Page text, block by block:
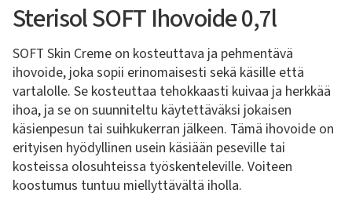
Sterisol SOFT Ihovoide 0,7l
SOFT Skin Creme on kosteuttava ja pehmentävä
ihovoide, joka sopii erinomaisesti sekä käsille että
vartalolle. Se kosteuttaa tehokkaasti kuivaa ja herkkää
ihoa, ja se on suunniteltu käytettäväksi jokaisen
käsienpesun tai suihkukerran jälkeen. Tämä ihovoide on
erityisen hyödyllinen usein käsiään peseville tai
kosteissa olosuhteissa työskenteleville. Voiteen
koostumus tuntuu miellyttävältä iholla.